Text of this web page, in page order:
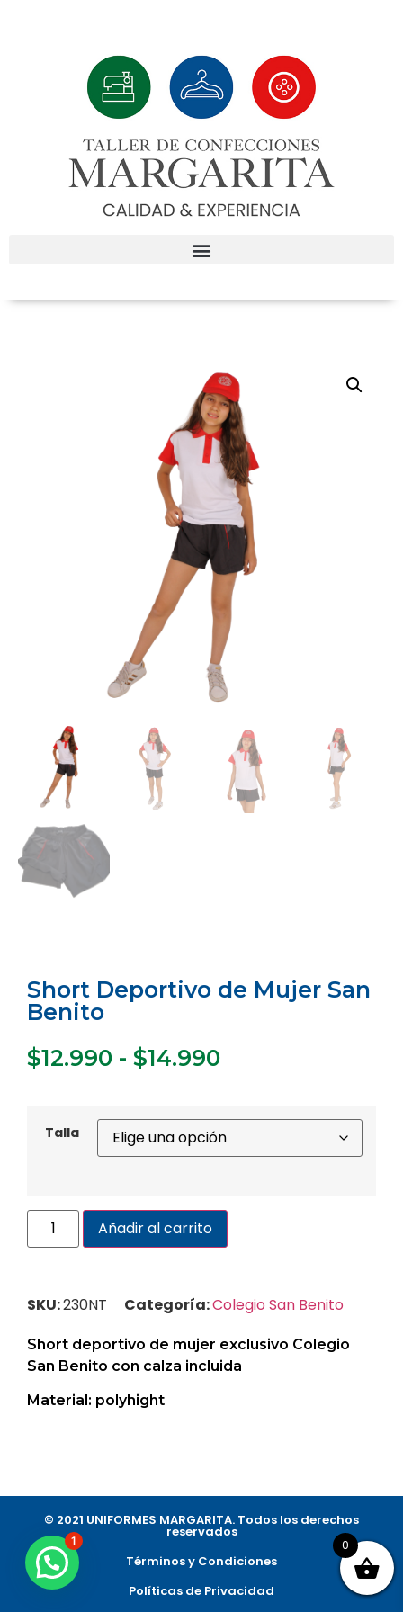
Short Deportivo de Mujer San
Benito
$12.990 - $14.990
Talla
Añadir al carrito
SKU:230NT Categoría:Colegio San Benito
Short deportivo de mujer exclusivo Colegio
San Benito con calza incluida
Material: polyhight
© 2021 UNIFORMES MARGARITA. Todos los derechos
reservados​
Términos y Condiciones
Políticas de Privacidad
0
1